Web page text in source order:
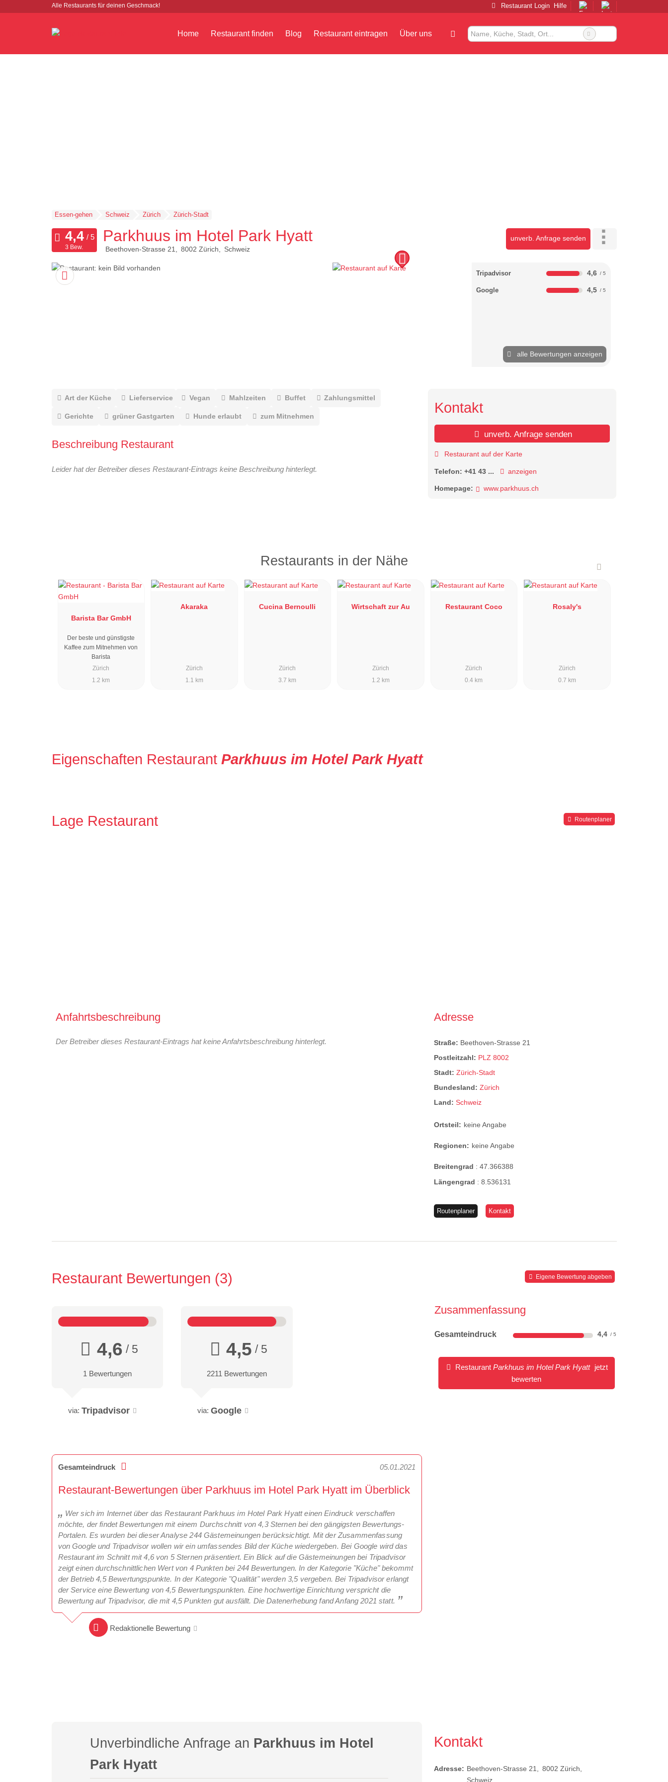
Alle Restaurants für deinen Geschmack! Restaurant Login Hilfe
Home Restaurant finden Blog Restaurant eintragen Über uns
Essen-gehen Schweiz Zürich Zürich-Stadt
Parkhuus im Hotel Park Hyatt
Beethoven-Strasse 21 8002 Zürich Schweiz
unverb. Anfrage senden
3 Bew.
Tripadvisor 4,6
Google 4,5
alle Bewertungen anzeigen
Art der Küche Lieferservice Vegan Mahlzeiten Buffet Zahlungsmittel
Gerichte grüner Gastgarten Hunde erlaubt zum Mitnehmen
Beschreibung Restaurant
Leider hat der Betreiber dieses Restaurant-Eintrags keine Beschreibung hinterlegt.
Kontakt
unverb. Anfrage senden
Restaurant auf der Karte
Telefon:+41 43 ... anzeigen
Homepage: www.parkhuus.ch
Restaurants in der Nähe
Barista Bar GmbH
Der beste und günstigste
Kaffee zum Mitnehmen von
Barista
Zürich
1.2 km
Akaraka
Zürich
1.1 km
Cucina Bernoulli
Zürich
3.7 km
Wirtschaft zur Au
Zürich
1.2 km
Restaurant Coco
Zürich
0.4 km
Rosaly's
Zürich
0.7 km
Eigenschaften Restaurant Parkhuus im Hotel Park Hyatt
Lage Restaurant Routenplaner
Anfahrtsbeschreibung
Der Betreiber dieses Restaurant-Eintrags hat keine Anfahrtsbeschreibung hinterlegt.
Adresse
Straße: Beethoven-Strasse 21
Postleitzahl: PLZ 8002
Stadt:Zürich-Stadt
Bundesland:Zürich
Land:Schweiz
Ortsteil: keine Angabe
Regionen: keine Angabe
Breitengrad :47.366388
Längengrad :8.536131
Routenplaner Kontakt
Restaurant Bewertungen 3 Eigene Bewertung abgeben
Zusammenfassung
Gesamteindruck 4,4
Restaurant Parkhuus im Hotel Park Hyatt jetzt
bewerten
4,6 / 5
1 Bewertungen
via: Tripadvisor
4,5 / 5
2211 Bewertungen
via: Google
Gesamteindruck 05.01.2021
Restaurant-Bewertungen über Parkhuus im Hotel Park Hyatt im Überblick
Wer sich im Internet über das Restaurant Parkhuus im Hotel Park Hyatt einen Eindruck verschaffen
möchte, der findet Bewertungen mit einem Durchschnitt von 4,3 Sternen bei den gängigsten Bewertungs-
Portalen. Es wurden bei dieser Analyse 244 Gästemeinungen berücksichtigt. Mit der Zusammenfassung
von Google und Tripadvisor wollen wir ein umfassendes Bild der Küche wiedergeben. Bei Google wird das
Restaurant im Schnitt mit 4,6 von 5 Sternen präsentiert. Ein Blick auf die Gästemeinungen bei Tripadvisor
zeigt einen durchschnittlichen Wert von 4 Punkten bei 244 Bewertungen. In der Kategorie "Küche" bekommt
der Betrieb 4,5 Bewertungspunkte. In der Kategorie "Qualität" werden 3,5 vergeben. Bei Tripadvisor erlangt
der Service eine Bewertung von 4,5 Bewertungspunkten. Eine hochwertige Einrichtung verspricht die
Bewertung auf Tripadvisor, die mit 4,5 Punkten gut ausfällt. Die Datenerhebung fand Anfang 2021 statt.
Redaktionelle Bewertung
Unverbindliche Anfrage an Parkhuus im Hotel
Park Hyatt
Kontakt
Adresse: Beethoven-Strasse 21 8002 Zürich
Schweiz